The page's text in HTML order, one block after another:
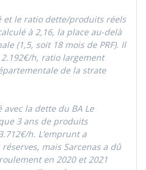
et le ratio dette/produits réels
à 2,16, la place au-delà
(1,5, soit 18 mois de PRF). Il
h, ratio largement
de la strate
la dette du BA Le
3 ans de produits
h. L’emprunt a
mais Sarcenas a dû
en 2020 et 2021